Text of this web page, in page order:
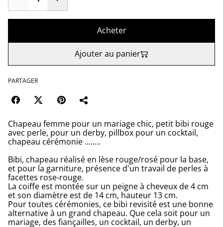
Acheter
Ajouter au panier
PARTAGER
Chapeau femme pour un mariage chic, petit bibi rouge
avec perle, pour un derby, pillbox pour un cocktail,
chapeau cérémonie ........
Bibi, chapeau réalisé en lèse rouge/rosé pour la base,
et pour la garniture, présence d'un travail de perles à
facettes rose-rouge.
La coiffe est montée sur un peigne à cheveux de 4 cm
et son diamètre est de 14 cm, hauteur 13 cm.
Pour toutes cérémonies, ce bibi revisité est une bonne
alternative à un grand chapeau. Que cela soit pour un
mariage, des fiançailles, un cocktail, un derby, un